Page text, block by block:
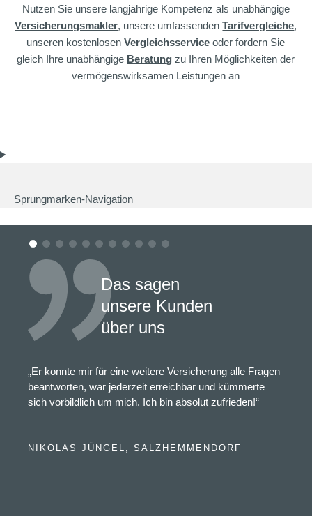
Nutzen Sie unsere langjährige Kompetenz als unabhängige
Versicherungsmakler, unsere umfassendenTarifvergleiche,
unseren kostenlosenVergleichsservice oder fordern Sie
gleich Ihre unabhängige Beratung zu Ihren Möglichkeiten der
vermögenswirksamen Leistungen an
Sprungmarken-Navigation
Das sagen
unsere Kunden
über uns
„Er konnte mir für eine weitere Versicherung alle Fragen
beantworten, war jederzeit erreichbar und kümmerte
sich vorbildlich um mich. Ich bin absolut zufrieden!“
NIKOLAS JÜNGEL, SALZHEMMENDORF